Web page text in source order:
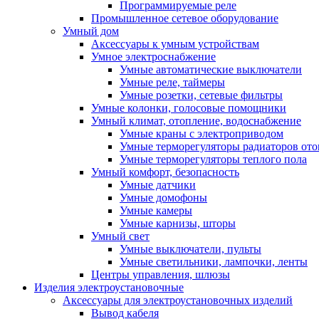
Программируемые реле
Промышленное сетевое оборудование
Умный дом
Аксессуары к умным устройствам
Умное электроснабжение
Умные автоматические выключатели
Умные реле, таймеры
Умные розетки, сетевые фильтры
Умные колонки, голосовые помощники
Умный климат, отопление, водоснабжение
Умные краны с электроприводом
Умные терморегуляторы радиаторов
Умные терморегуляторы теплого пола
Умный комфорт, безопасность
Умные датчики
Умные домофоны
Умные камеры
Умные карнизы, шторы
Умный свет
Умные выключатели, пульты
Умные светильники, лампочки, ленты
Центры управления, шлюзы
Изделия электроустановочные
Аксессуары для электроустановочных изделий
Вывод кабеля